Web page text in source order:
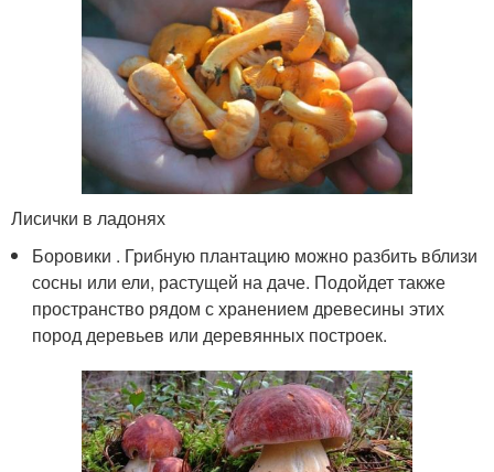
Лисички в ладонях
Боровики . Грибную плантацию можно разбить вблизи
сосны или ели, растущей на даче. Подойдет также
пространство рядом с хранением древесины этих
пород деревьев или деревянных построек.